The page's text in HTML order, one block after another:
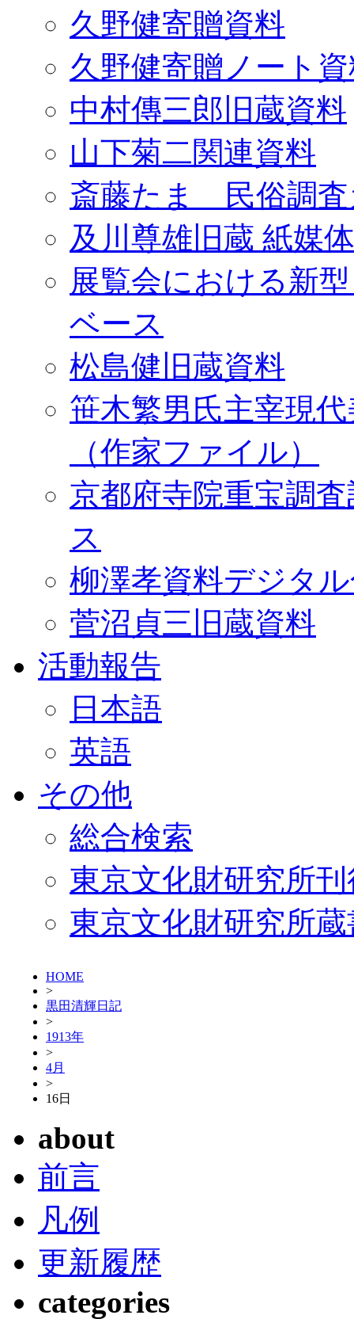
久野健寄贈資料
久野健寄贈ノート
中村傳三郎旧蔵資料
山下菊二関連資料
斎藤たま 民俗調査
及川尊雄旧蔵 紙媒
展覧会における新
ベース
松島健旧蔵資料
笹木繁男氏主宰現
（作家ファイル）
京都府寺院重宝調
ス
柳澤孝資料デジタ
菅沼貞三旧蔵資料
活動報告
日本語
英語
その他
総合検索
東京文化財研究所
東京文化財研究所
HOME
>
黒田清輝日記
>
1913年
>
4月
>
16日
about
前言
凡例
更新履歴
categories